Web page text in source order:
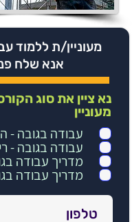
מעוניין/ת ללמוד
אנא שלח
נא ציין את סוג
מעוניין
עבודה בגובה -
עבודה בגובה -
מדריך עבודה
מדריך עבודה